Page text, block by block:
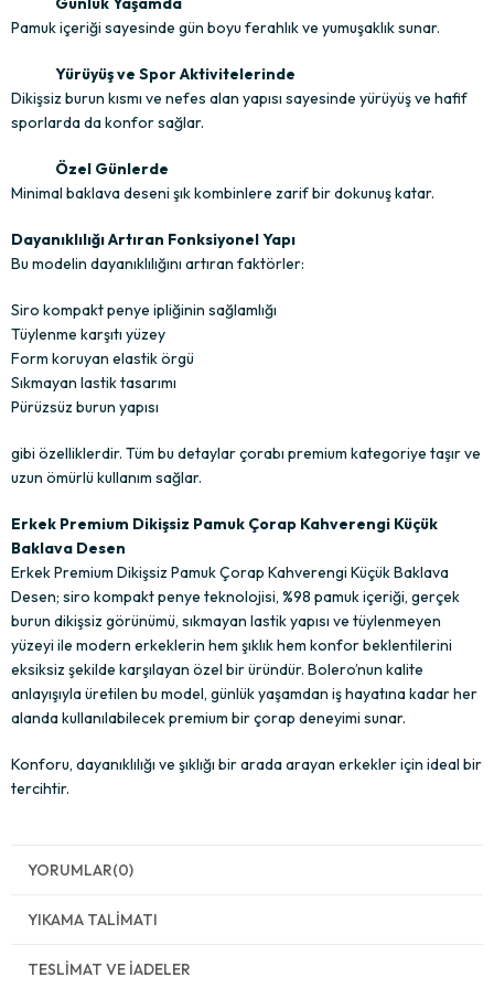
Pamuk içeriği sayesinde gün boyu ferahlık ve yumuşaklık sunar.
Yürüyüş ve Spor Aktivitelerinde
Dikişsiz burun kısmı ve nefes alan yapısı sayesinde yürüyüş ve hafif
sporlarda da konfor sağlar.
Özel Günlerde
Minimal baklava deseni şık kombinlere zarif bir dokunuş katar.
Dayanıklılığı Artıran Fonksiyonel Yapı
Bu modelin dayanıklılığını artıran faktörler:
Siro kompakt penye ipliğinin sağlamlığı
Tüylenme karşıtı yüzey
Form koruyan elastik örgü
Sıkmayan lastik tasarımı
Pürüzsüz burun yapısı
gibi özelliklerdir. Tüm bu detaylar çorabı premium kategoriye taşır ve
uzun ömürlü kullanım sağlar.
Erkek Premium Dikişsiz Pamuk Çorap Kahverengi Küçük
Baklava Desen
Erkek Premium Dikişsiz Pamuk Çorap Kahverengi Küçük Baklava
Desen; siro kompakt penye teknolojisi, %98 pamuk içeriği, gerçek
burun dikişsiz görünümü, sıkmayan lastik yapısı ve tüylenmeyen
yüzeyi ile modern erkeklerin hem şıklık hem konfor beklentilerini
eksiksiz şekilde karşılayan özel bir üründür. Bolero’nun kalite
anlayışıyla üretilen bu model, günlük yaşamdan iş hayatına kadar her
alanda kullanılabilecek premium bir çorap deneyimi sunar.
Konforu, dayanıklılığı ve şıklığı bir arada arayan erkekler için ideal bir
tercihtir.
YORUMLAR(0)
YIKAMA TALIMATI
TESLIMAT VE İADELER